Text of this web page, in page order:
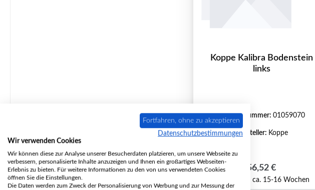
Koppe Kalibra Bodenstein
links
Produktnummer: 01059070
Hersteller: Koppe
Regulärer Preis:
56,52 €
Lieferzeit ca. 15-16 Wochen
Fortfahren, ohne zu akzeptieren
Datenschutzbestimmungen
Wir verwenden Cookies
Wir können diese zur Analyse unserer Besucherdaten platzieren, um unsere Webseite zu
verbessern, personalisierte Inhalte anzuzeigen und Ihnen ein großartiges Webseiten-
Erlebnis zu bieten. Für weitere Informationen zu den von uns verwendeten Cookies
öffnen Sie die Einstellungen.
Die Daten werden zum Zweck der Personalisierung von Werbung und zur Messung der